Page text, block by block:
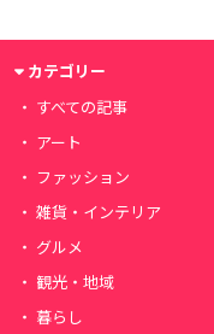
カテゴリー
すべての記事
アート
ファッション
雑貨・インテリア
グルメ
観光・地域
暮らし